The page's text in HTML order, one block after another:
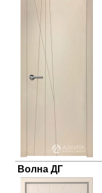
Волна ДГ